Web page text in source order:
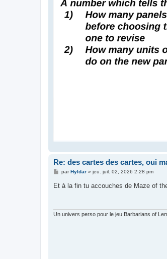
Re: des cartes des cartes, oui
M
s
s
parHyldar» jeu. juil. 02, 2026 2:28 pm
Et à la fin tu accouches de Maze of
Un univers perso pour le jeu Barbarians of